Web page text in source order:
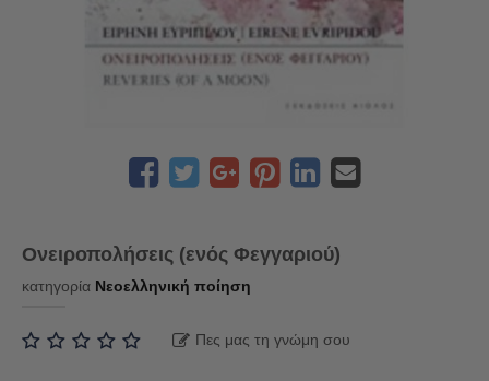
Ονειροπολήσεις (ενός Φεγγαριού)
κατηγορία Νεοελληνική ποίηση
Πες μας τη γνώμη σου